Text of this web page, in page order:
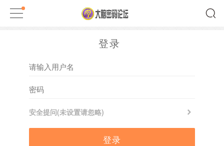
登录
安全提问(未设置请忽略)
登录